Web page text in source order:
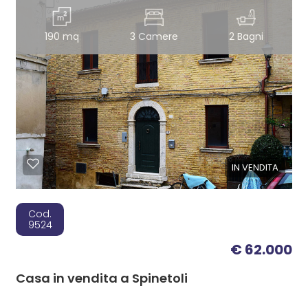
190 mq 3 Camere 2 Bagni
IN VENDITA
Cod.
9524
€ 62.000
Casa in vendita a Spinetoli